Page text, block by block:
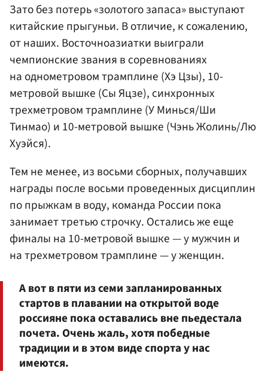
Зато без потерь «золотого запаса» выступают
китайские прыгуньи. В отличие, к сожалению,
от наших. Восточноазиатки выиграли
чемпионские звания в соревнованиях
на однометровом трамплине (Хэ Цзы), 10-
метровой вышке (Сы Яцзе), синхронных
трехметровом трамплине (У Минься/Ши
Тинмао) и 10-метровой вышке (Чэнь Жолинь/Лю
Хуэйся).
Тем не менее, из восьми сборных, получавших
награды после восьми проведенных дисциплин
по прыжкам в воду, команда России пока
занимает третью строчку. Остались же еще
финалы на 10-метровой вышке — у мужчин и
на трехметровом трамплине — у женщин.
А вот в пяти из семи запланированных
стартов в плавании на открытой воде
россияне пока оставались вне пьедестала
почета. Очень жаль, хотя победные
традиции и в этом виде спорта у нас
имеются.